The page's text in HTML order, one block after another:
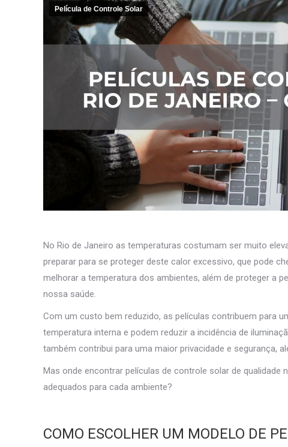
Película de Controle Solar
No Rio de Janeiro as temperaturas costumam ser muito
preparar para se proteger deste calor excessivo, que pode
melhorar a temperatura dos ambientes, além de proteger a
nossa saúde.
Com um custo bem reduzido, as películas contribuem para
temperatura interna e podem reduzir a incidência de
também contribui para uma maior privacidade e segurança,
Mas onde encontrar películas de controle solar de qualidade
adequados para cada ambiente?
COMO ESCOLHER UM MODELO DE